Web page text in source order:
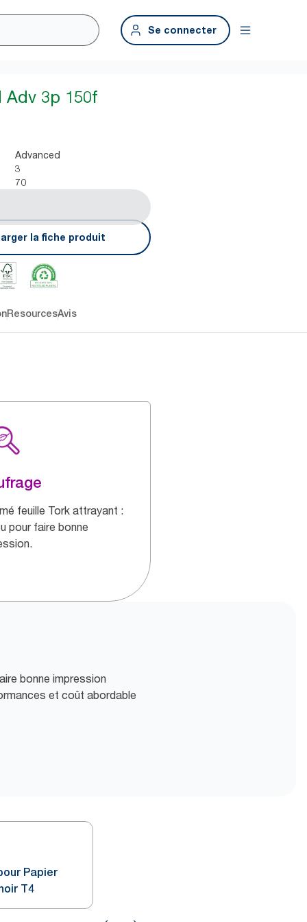
Se connecter
Adv 3p 150f
Advanced
3
70
la fiche produit
ResourcesAvis
feuille Tork attrayant :
pour faire bonne
bonne impression
et coût abordable
Papier
T4